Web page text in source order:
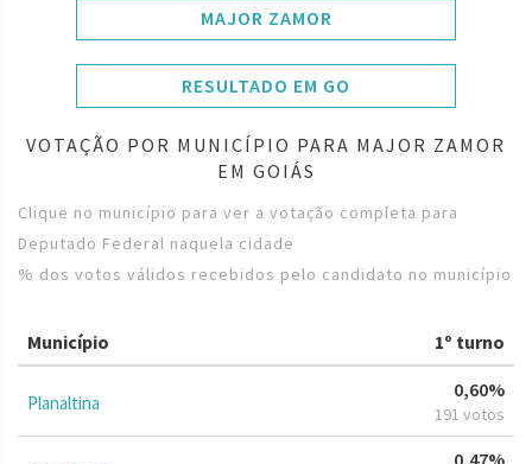
MAJOR ZAMOR
RESULTADO EM GO
VOTAÇÃO POR MUNICÍPIO PARA MAJOR ZAMOR
EM GOIÁS
Clique no município para ver a votação completa para
Deputado Federal naquela cidade
% dos votos válidos recebidos pelo candidato no município
Município 1º turno
Planaltina
0,60%
191 votos
0,47%